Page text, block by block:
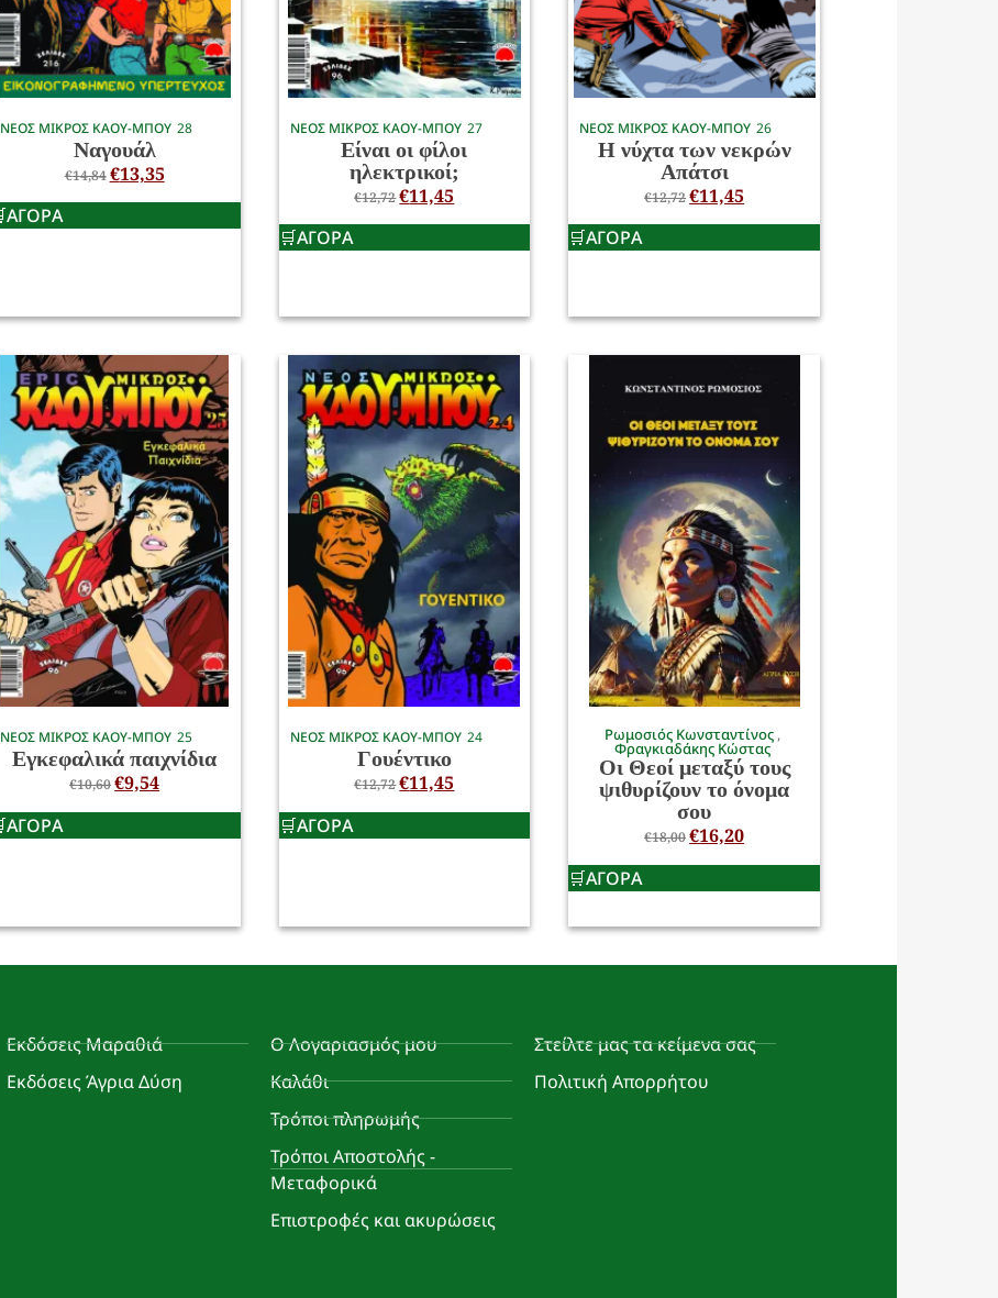
ΝΕΟΣ ΜΙΚΡΟΣ ΚΑΟΥ-ΜΠΟΥ 28
Ναγουάλ
€14,84€13,35
ΑΓΟΡΑ
ΝΕΟΣ ΜΙΚΡΟΣ ΚΑΟΥ-ΜΠΟΥ 27
Είναι οι φίλοι
ηλεκτρικοί;
€12,72€11,45
ΑΓΟΡΑ
ΝΕΟΣ ΜΙΚΡΟΣ ΚΑΟΥ-ΜΠΟΥ 26
Η νύχτα των νεκρών
Απάτσι
€12,72€11,45
ΑΓΟΡΑ
ΝΕΟΣ ΜΙΚΡΟΣ ΚΑΟΥ-ΜΠΟΥ 25
Εγκεφαλικά παιχνίδια
€10,60€9,54
ΑΓΟΡΑ
ΝΕΟΣ ΜΙΚΡΟΣ ΚΑΟΥ-ΜΠΟΥ 24
Γουέντικο
€12,72€11,45
ΑΓΟΡΑ
Ρωμοσιός Κωνσταντίνος
Φραγκιαδάκης Κώστας
Οι Θεοί μεταξύ τους
ψιθυρίζουν το όνομα
σου
€18,00€16,20
ΑΓΟΡΑ
Εκδόσεις Μαραθιά
Εκδόσεις Άγρια Δύση
Ο Λογαριασμός μου
Καλάθι
Τρόποι πληρωμής
Τρόποι Αποστολής -
Μεταφορικά
Επιστροφές και ακυρώσεις
Στείλτε μας τα κείμενα σας
Πολιτική Απορρήτου